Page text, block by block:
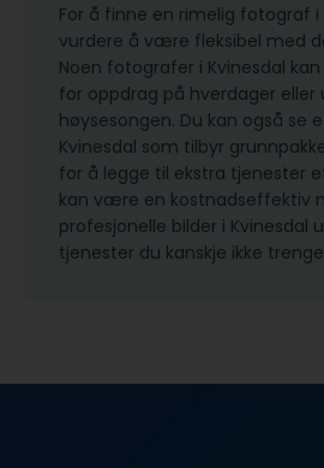
For å finne en rimelig fotograf i
vurdere å være fleksibel med
Noen fotografer i Kvinesdal
for oppdrag på hverdager eller
høysesongen. Du kan også se
Kvinesdal som tilbyr
for å legge til ekstra tjenester
kan være en kostnadseffektiv
profesjonelle bilder i Kvinesdal
tjenester du kanskje ikke